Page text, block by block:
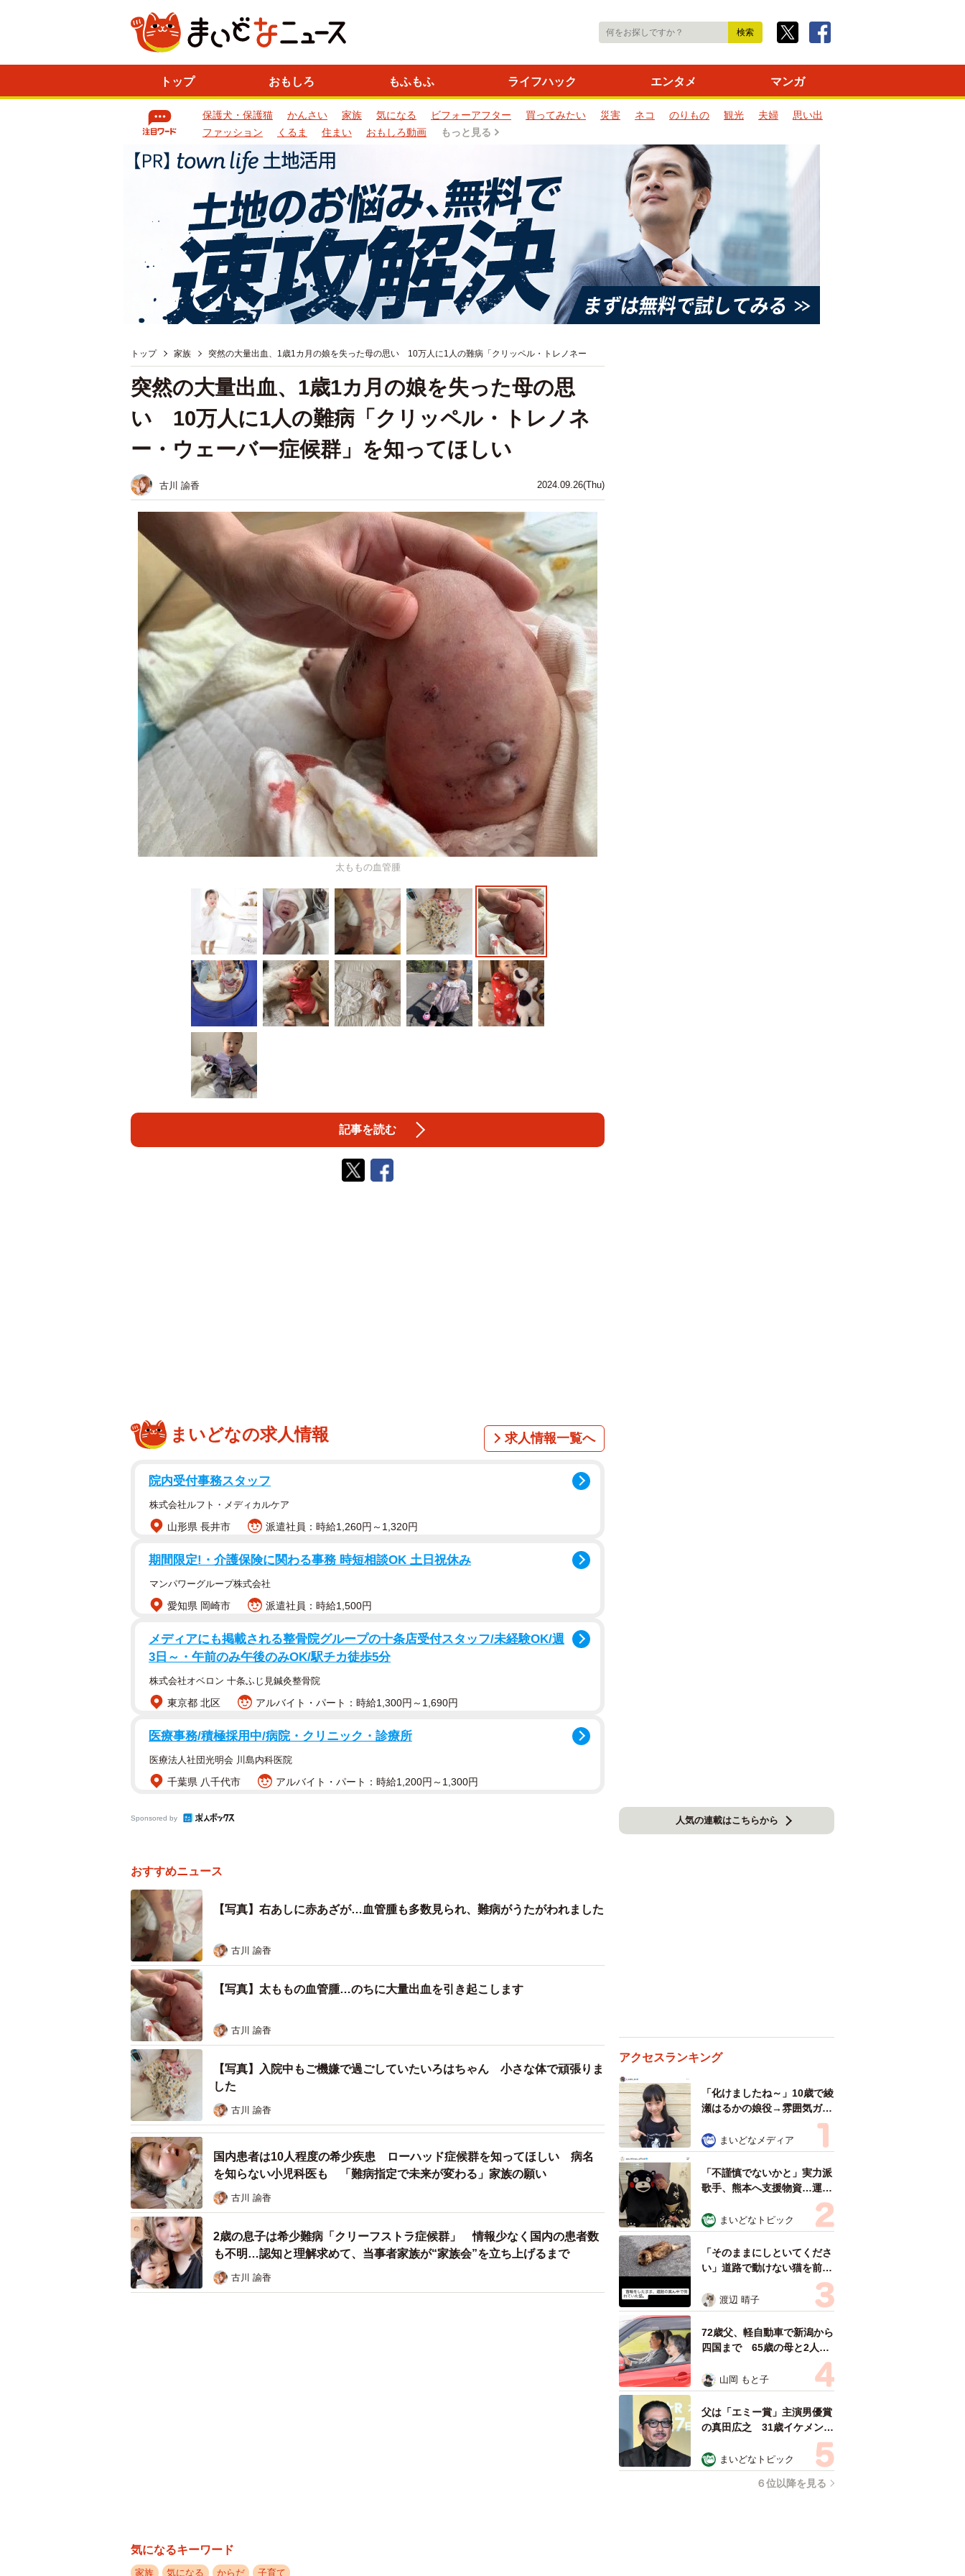
トップ おもしろ もふもふ ライフハック エンタメ マンガ
保護犬・保護猫 かんさい 家族 気になる ビフォーアフター 買ってみたい 災害 ネコ のりもの 観光 夫婦
思い出
ファッション
くるま 住まい おもしろ動画 もっと見る
トップ 家族 突然の大量出血、1歳1カ月の娘を失った母の思い 10万人に1人の難病「クリッペル・トレノネー
2024.09.26(Thu)
突然の大量出血、1歳1カ月の娘を失った母の思
い 10万人に1人の難病「クリッペル・トレノネ
ー・ウェーバー症候群」を知ってほしい
古川 諭香
太ももの血管腫
記事を読む
まいどなの求人情報 求人情報一覧へ
院内受付事務スタッフ
株式会社ルフト・メディカルケア
山形県 長井市 派遣社員：時給1,260円～1,320円
期間限定!・介護保険に関わる事務 時短相談OK 土日祝休み
マンパワーグループ株式会社
愛知県 岡崎市 派遣社員：時給1,500円
メディアにも掲載される整骨院グループの十条店受付スタッフ/未経験OK/週
3日～・午前のみ午後のみOK/駅チカ徒歩5分
株式会社オベロン 十条ふじ見鍼灸整骨院
東京都 北区 アルバイト・パート：時給1,300円～1,690円
医療事務/積極採用中/病院・クリニック・診療所
医療法人社団光明会 川島内科医院
千葉県 八千代市 アルバイト・パート：時給1,200円～1,300円
Sponsored by
おすすめニュース
【写真】右あしに赤あざが…血管腫も多数見られ、難病がうたがわれました
古川 諭香
【写真】太ももの血管腫…のちに大量出血を引き起こします
古川 諭香
【写真】入院中もご機嫌で過ごしていたいろはちゃん 小さな体で頑張りま
した
古川 諭香
国内患者は10人程度の希少疾患 ローハッド症候群を知ってほしい 病名
を知らない小児科医も 「難病指定で未来が変わる」家族の願い
古川 諭香
2歳の息子は希少難病「クリーフストラ症候群」 情報少なく国内の患者数
も不明…認知と理解求めて、当事者家族が“家族会”を立ち上げるまで
古川 諭香
気になるキーワード
家族 気になる からだ 子育て
人気の連載はこちらから
アクセスランキング
「化けましたね～」10歳で綾
瀬はるかの娘役→雰囲気ガラ
リの18歳に成長 「メイクで
雰囲気が」「宝塚に入れそ
う」
まいどなメディア
「不謹慎でないかと」実力派
歌手、熊本へ支援物資…運搬
トラックの車体デザインにた
めらい 「痛いほど伝わる」
「行動され立派」
まいどなトピック
「そのままにしといてくださ
い」道路で動けない猫を前に
返された一言… 懸命に生き
ようとした4日間 「命の重
さはみんな同じ」保護団体代
表の訴え
渡辺 晴子
72歳父、軽自動車で新潟から
四国まで 65歳の母と2人で
3泊4日の旅 パーキングの休
憩まで分刻み… 「大学生で
も組まねえよ！」
山岡 もと子
父は「エミー賞」主演男優賞
の真田広之 31歳イケメン俳
優が長髪ヒゲのワイルド近影
「ガチヒロさんそっくり」
「新たな一面もステキ」
まいどなトピック
６位以降を見る